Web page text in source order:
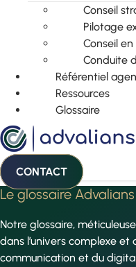
Conseil
Pilotage
Conseil
Conduite
Référentiel
Ressources
Glossaire
CONTACT
Le glossaire Advalians
Notre glossaire,
dans l’univers complexe
communication et du